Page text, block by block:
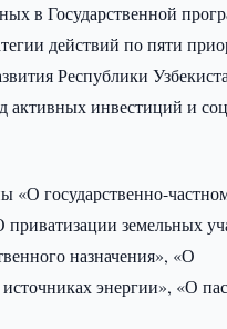
в Государственной
действий по пяти
Республики
активных инвестиций и
«О государственно-
приватизации земельных
назначения», «О
энергии», «О